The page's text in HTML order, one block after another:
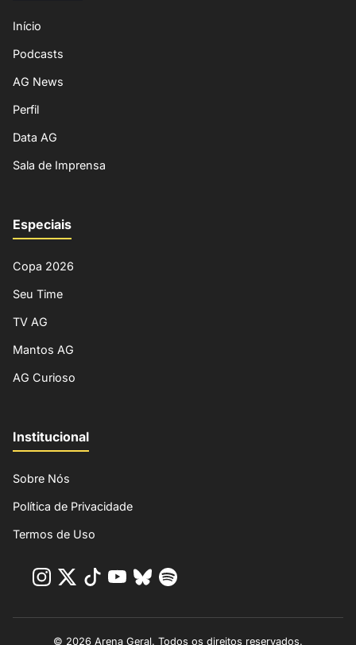
Início
Podcasts
AG News
Perfil
Data AG
Sala de Imprensa
Especiais
Copa 2026
Seu Time
TV AG
Mantos AG
AG Curioso
Institucional
Sobre Nós
Política de Privacidade
Termos de Uso
© 2026 Arena Geral. Todos os direitos reservados.